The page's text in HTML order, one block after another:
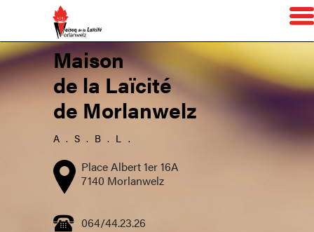
Maison
de la Laïcité
de Morlanwelz
A.S.B.L.
Place Albert 1er 16A
7140 Morlanwelz
064/44.23.26